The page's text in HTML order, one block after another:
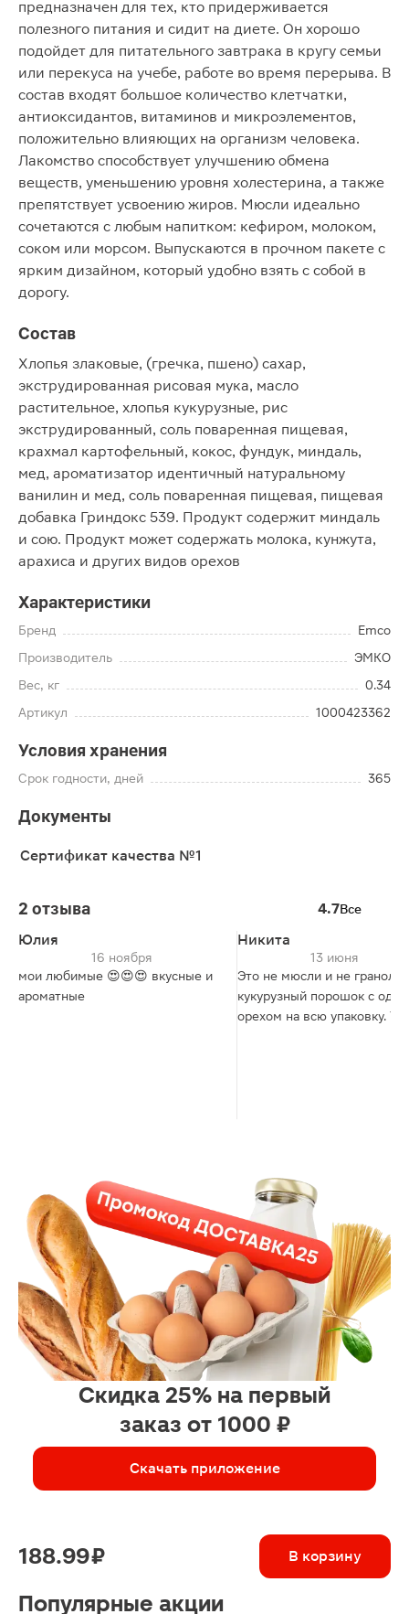
предназначен для тех, кто придерживается
полезного питания и сидит на диете. Он хорошо
подойдет для питательного завтрака в кругу семьи
или перекуса на учебе, работе во время перерыва. В
состав входят большое количество клетчатки,
антиоксидантов, витаминов и микроэлементов,
положительно влияющих на организм человека.
Лакомство способствует улучшению обмена
веществ, уменьшению уровня холестерина, а также
препятствует усвоению жиров. Мюсли идеально
сочетаются с любым напитком: кефиром, молоком,
соком или морсом. Выпускаются в прочном пакете с
ярким дизайном, который удобно взять с собой в
дорогу.
Состав
Хлопья злаковые, (гречка, пшено) сахар,
экструдированная рисовая мука, масло
растительное, хлопья кукурузные, рис
экструдированный, соль поваренная пищевая,
крахмал картофельный, кокос, фундук, миндаль,
мед, ароматизатор идентичный натуральному
ванилин и мед, соль поваренная пищевая, пищевая
добавка Гриндокс 539. Продукт содержит миндаль
и сою. Продукт может содержать молока, кунжута,
арахиса и других видов орехов
Характеристики
Бренд
Emco
Производитель
ЭМКО
Вес, кг
0.34
Артикул
1000423362
Условия хранения
Срок годности, дней 365
Документы
Сертификат качества №1
2 отзыва 4.7Все
Юлия
16 ноября
мои любимые 😍😍😍 вкусные и
ароматные
Никита
13 июня
Это не мюсли и не гранола.
кукурузный порошок с
орехом на всю упаковку.
Скидка 25% на первый
заказ от 1000 ₽
Скачать приложение
188.99 ₽ В корзину
Популярные акции